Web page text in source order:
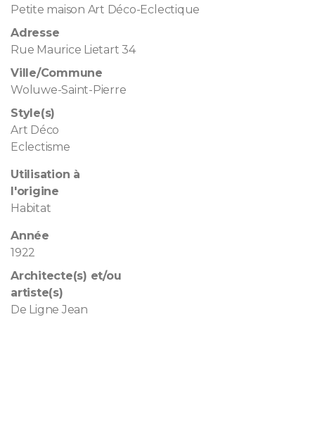
Petite maison Art Déco-Eclectique
Adresse
Rue Maurice Lietart 34
Ville/Commune
Woluwe-Saint-Pierre
Style(s)
Art Déco
Eclectisme
Utilisation à
l'origine
Habitat
Année
1922
Architecte(s) et/ou
artiste(s)
De Ligne Jean